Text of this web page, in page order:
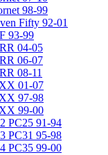
98-99
Fifty 92-01
93-99
04-05
06-07
08-11
01-07
97-98
99-00
PC25 91-94
PC31 95-98
PC35 99-00